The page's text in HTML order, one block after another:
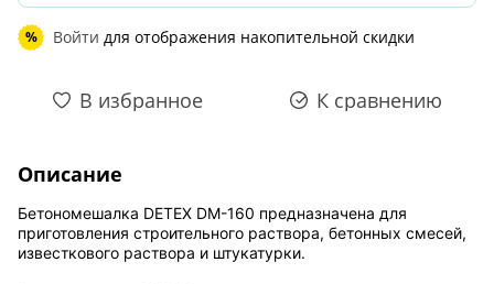
% Войти для отображения накопительной скидки
В избранное К сравнению
Описание
Бетономешалка DETEX DM-160 предназначена для
приготовления строительного раствора, бетонных смесей,
известкового раствора и штукатурки.